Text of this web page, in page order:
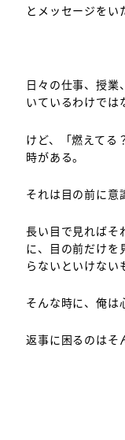
とメッセージをい
日々の仕事、授業
いているわけでは
けど、「燃えてる
時がある。
それは目の前に意
長い目で見ればそ
に、目の前だけを
らないといけない
そんな時に、俺は
返事に困るのはそ